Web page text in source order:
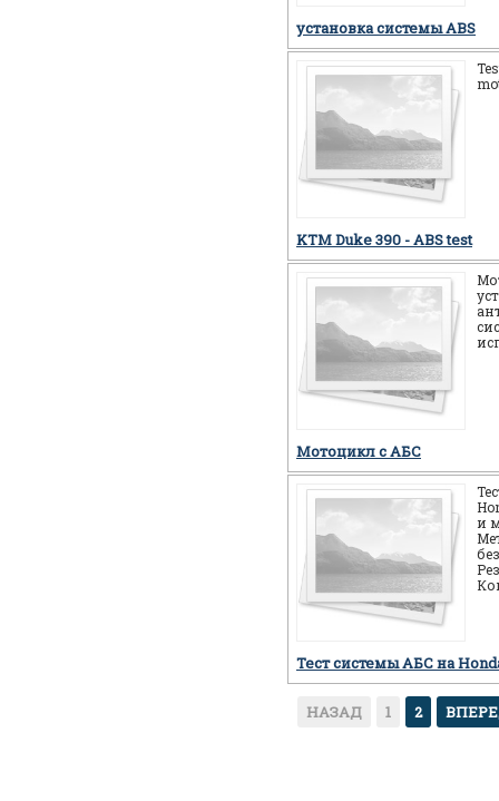
установка системы ABS
KTM Duke 390 - ABS test
Мотоцикл c АБС
и
Тест системы АБС на
НАЗАД 1 2